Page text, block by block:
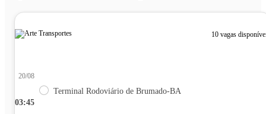
10 vagas
03:45
20/08
Terminal Rodoviário de Brumado-BA